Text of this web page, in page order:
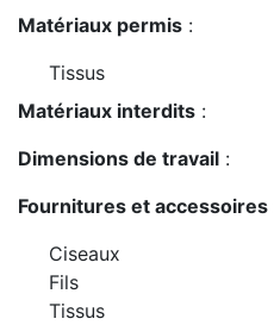
Matériaux permis :
Tissus
Matériaux interdits :
Dimensions de travail :
Fournitures et accessoires
Ciseaux
Fils
Tissus